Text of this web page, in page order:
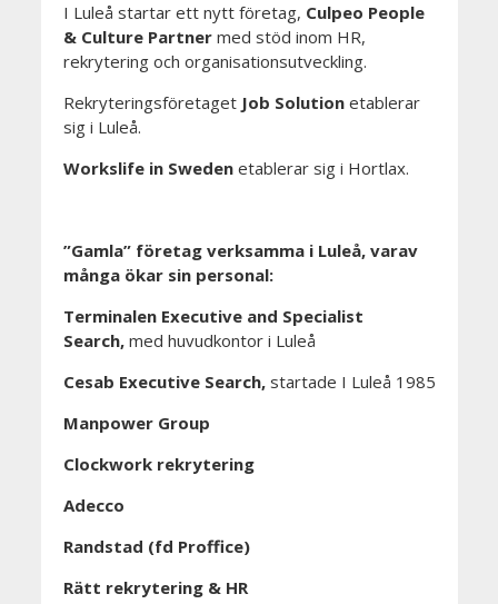
I Luleå startar ett nytt företag, Culpeo People
& Culture Partnermed stöd inom HR,
rekrytering och organisationsutveckling.
Rekryteringsföretaget Job Solutionetablerar
sig i Luleå.
Workslife in Swedenetablerar sig i Hortlax.
”Gamla” företag verksamma i Luleå, varav
många ökar sin personal:
Terminalen Executive and Specialist
Search,med huvudkontor i Luleå
Cesab Executive Search, startade I Luleå 1985
Manpower Group
Clockwork rekrytering
Adecco
Randstad (fd Proffice)
Rätt rekrytering & HR